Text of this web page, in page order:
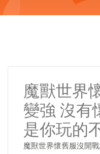
魔獸世界
變強 沒有
是你玩的
魔獸世界懷舊服沒開